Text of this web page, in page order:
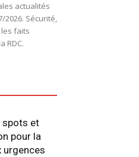
actualités
2026. Sécurité,
faits
RDC.
spots et
pour la
urgences